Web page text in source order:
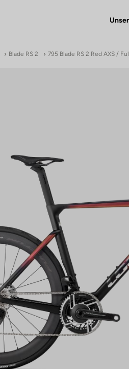
Blade RS 2 795 Blade RS 2 Red AXS /